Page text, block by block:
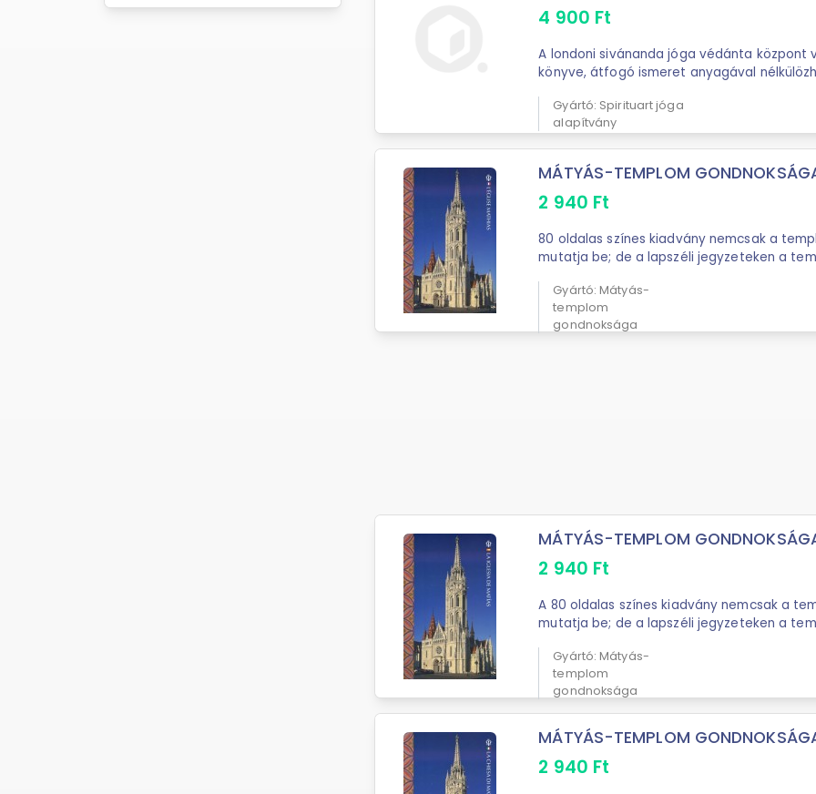
4 900 Ft
A londoni sivánanda jóga védánta központ
könyve, átfogó ismeret anyagával
Gyártó: Spirituart jóga
alapítvány
MÁTYÁS-TEMPLOM
2 940 Ft
80 oldalas színes kiadvány nemcsak a
mutatja be; de a lapszéli jegyzeteken a
Gyártó: Mátyás-
templom
gondnoksága
MÁTYÁS-TEMPLOM
2 940 Ft
A 80 oldalas színes kiadvány nemcsak a
mutatja be; de a lapszéli jegyzeteken a
Gyártó: Mátyás-
templom
gondnoksága
MÁTYÁS-TEMPLOM
2 940 Ft